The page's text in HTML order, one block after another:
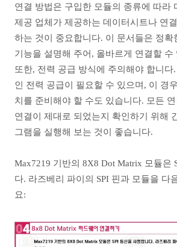
연결 방법은 구입한 모듈의 종류에 따라
제공 업체가 제공하는 데이터시트나 연
하는 것이 중요합니다. 이 문서들은 정확
기능을 설명해 주어, 올바르게 연결할 수
또한, 전력 공급 방식에 주의해야 합니다
인 전력 공급이 필요할 수 있으며, 이 경
치를 준비해야 할 수도 있습니다. 모든
연결이 제대로 되었는지 확인하기 위해
그램을 실행해 보는 것이 좋습니다.
Max7219 기반의 8X8 Dot Matrix 모듈은
다. 라즈베리 파이의 SPI 핀과 모듈을 다
요: